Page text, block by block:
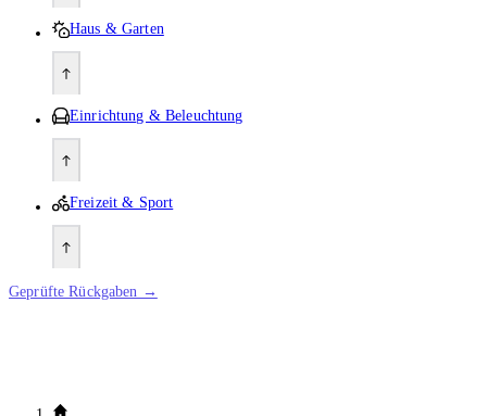
Haus & Garten
Einrichtung & Beleuchtung
Freizeit & Sport
Geprüfte Rückgaben →